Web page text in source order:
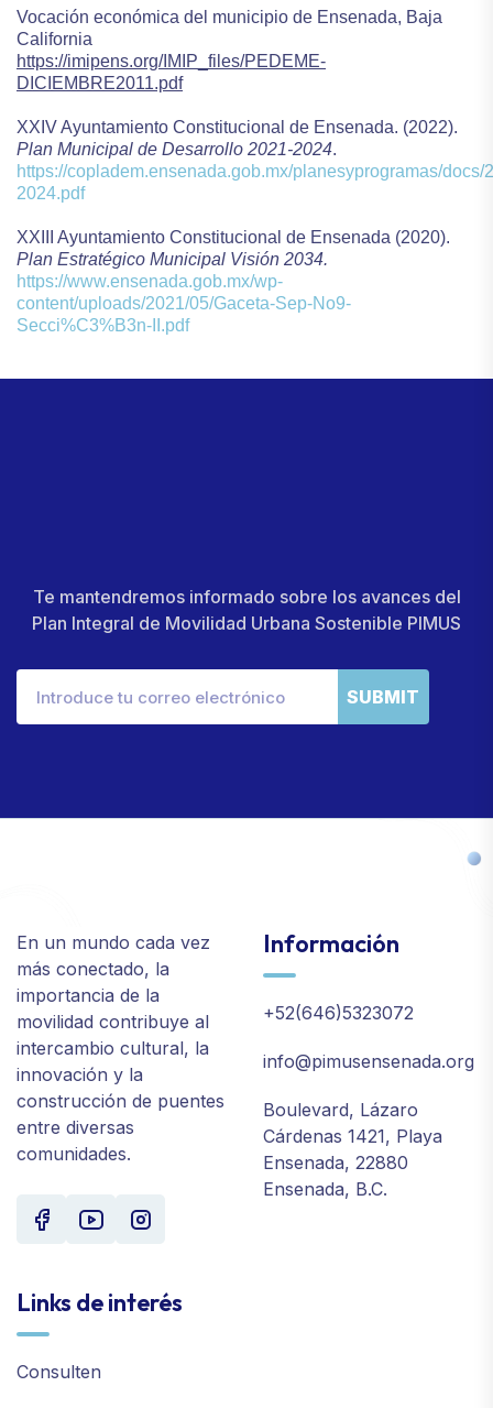
Vocación económica del municipio de Ensenada, Baja
California
https://imipens.org/IMIP_files/PEDEME-
DICIEMBRE2011.pdf
XXIV Ayuntamiento Constitucional de Ensenada. (2022).
Plan Municipal de Desarrollo 2021-2024.
https://copladem.ensenada.gob.mx/planesyprogramas/
2024.pdf
XXIII Ayuntamiento Constitucional de Ensenada (2020).
Plan Estratégico Municipal Visión 2034.
https://www.ensenada.gob.mx/wp-
content/uploads/2021/05/Gaceta-Sep-No9-
Secci%C3%B3n-II.pdf
Te mantendremos informado sobre los avances del
Plan Integral de Movilidad Urbana Sostenible PIMUS
SUBMIT
En un mundo cada vez
más conectado, la
importancia de la
movilidad contribuye al
intercambio cultural, la
innovación y la
construcción de puentes
entre diversas
comunidades.
Información
+52(646)5323072
info@pimusensenada.org
Boulevard, Lázaro
Cárdenas 1421, Playa
Ensenada, 22880
Ensenada, B.C.
Links de interés
Consulten